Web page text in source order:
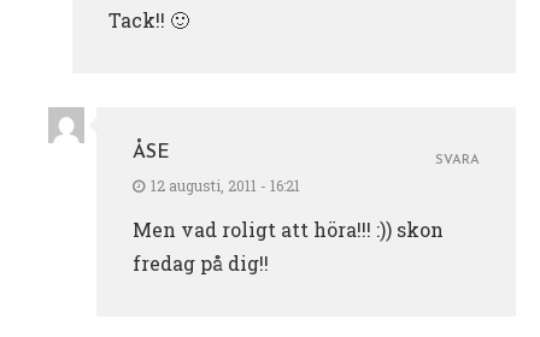
Tack!! 🙂
ÅSE
12 augusti, 2011 - 16:21
Men vad roligt att höra!!! :)) skon
fredag på dig!!
SVARA